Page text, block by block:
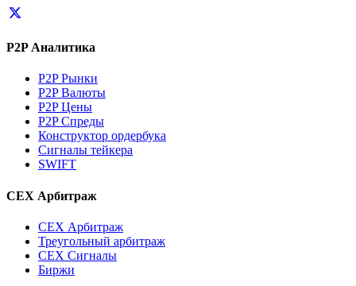
P2P Аналитика
P2P Рынки
P2P Валюты
P2P Цены
P2P Спреды
Конструктор ордербука
Сигналы тейкера
SWIFT
CEX Арбитраж
CEX Арбитраж
Треугольный арбитраж
CEX Сигналы
Биржи